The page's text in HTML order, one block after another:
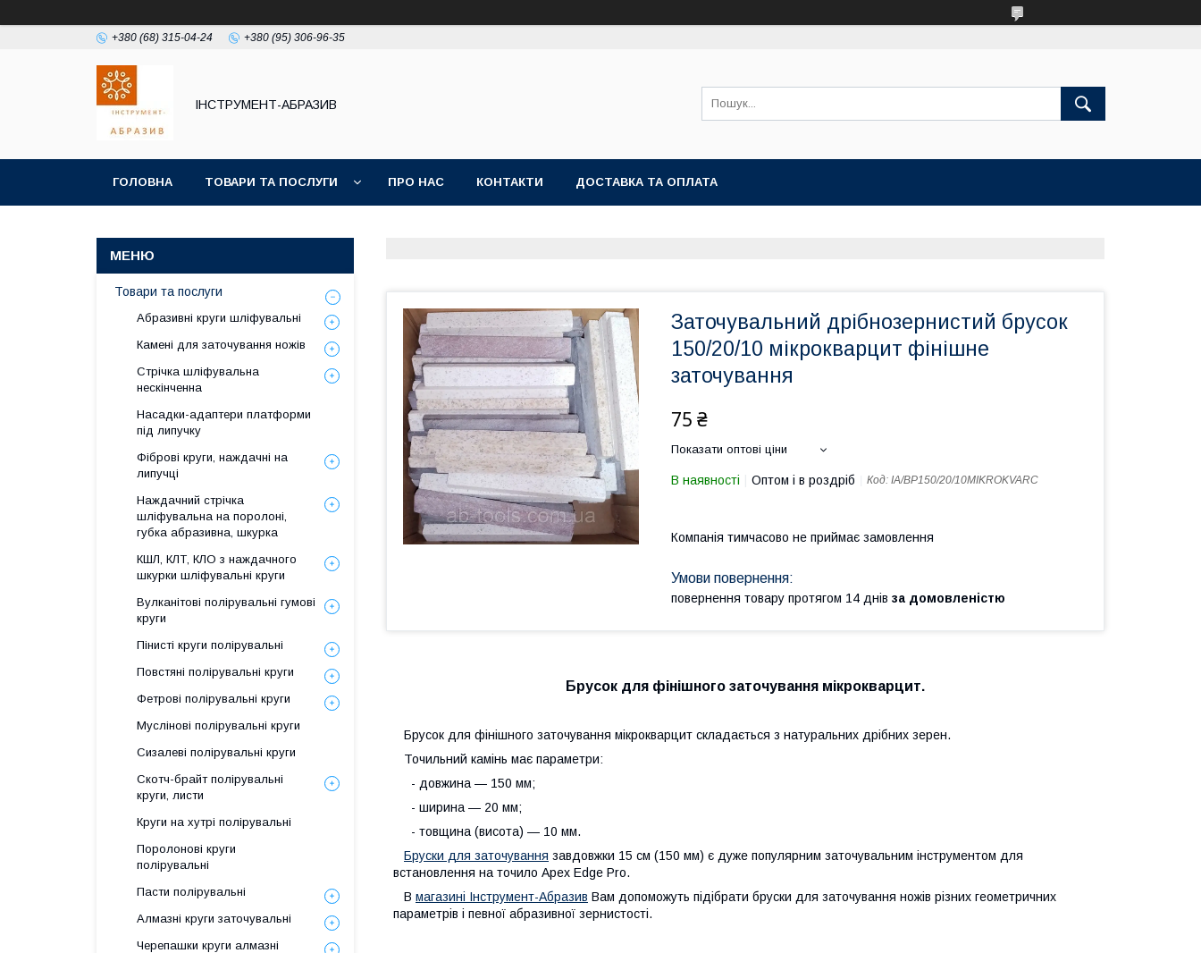
+380 (68) 315-04-24 +380 (95) 306-96-35
ІНСТРУМЕНТ-АБРАЗИВ
ГОЛОВНА ТОВАРИ ТА ПОСЛУГИ ПРО НАС КОНТАКТИ ДОСТАВКА ТА ОПЛАТА
Заточувальний дрібнозернистий брусок
150/20/10 мікрокварцит фінішне
заточування
75 ₴
Показати оптові ціни
В наявності Оптом і в роздріб Код: IA/BP150/20/10MIKROKVARC
Компанія тимчасово не приймає замовлення
повернення товару протягом 14 днів за домовленістю
Брусок для фінішного заточування мікрокварцит.
Брусок для фінішного заточування мікрокварцит складається з натуральних дрібних зерен.
Точильний камінь має параметри:
- довжина — 150 мм;
- ширина — 20 мм;
- товщина (висота) — 10 мм.
Бруски для заточування завдовжки 15 см (150 мм) є дуже популярним заточувальним інструментом для
встановлення на точило Apex Edge Pro.
В магазині Інструмент-Абразив Вам допоможуть підібрати бруски для заточування ножів різних геометричних
параметрів і певної абразивної зернистості.
Товари та послуги
Абразивні круги шліфувальні
Камені для заточування ножів
Стрічка шліфувальна
нескінченна
Насадки-адаптери платформи
під липучку
Фіброві круги, наждачні на
липучці
Наждачний стрічка
шліфувальна на поролоні,
губка абразивна, шкурка
КШЛ, КЛТ, КЛО з наждачного
шкурки шліфувальні круги
Вулканітові полірувальні гумові
круги
Пінисті круги полірувальні
Повстяні полірувальні круги
Фетрові полірувальні круги
Муслінові полірувальні круги
Сизалеві полірувальні круги
Скотч-брайт полірувальні
круги, листи
Круги на хутрі полірувальні
Поролонові круги
полірувальні
Пасти полірувальні
Алмазні круги заточувальні
Черепашки круги алмазні